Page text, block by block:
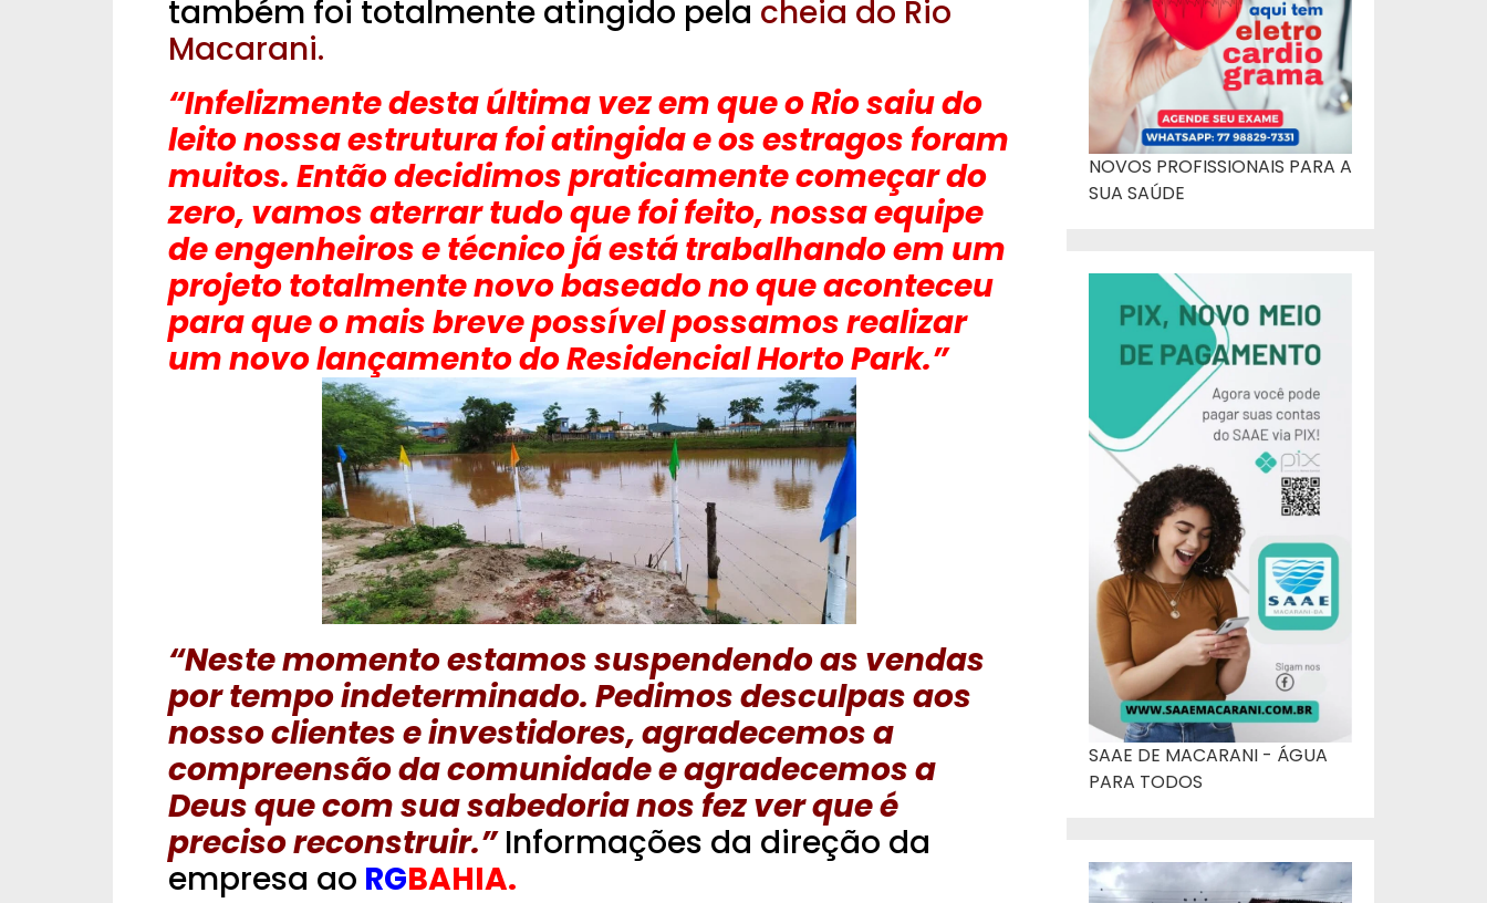
também foi totalmente atingido pela cheia do Rio
Macarani.
“Infelizmente desta última vez em que o Rio saiu do
leito nossa estrutura foi atingida e os estragos foram
muitos. Então decidimos praticamente começar do
zero, vamos aterrar tudo que foi feito, nossa equipe
de engenheiros e técnico já está trabalhando em um
projeto totalmente novo baseado no que aconteceu
para que o mais breve possível possamos realizar
um novo lançamento do Residencial Horto Park.”
“Neste momento estamos suspendendo as vendas
por tempo indeterminado. Pedimos desculpas aos
nosso clientes e investidores, agradecemos a
compreensão da comunidade e agradecemos a
Deus que com sua sabedoria nos fez ver que é
preciso reconstruir.” Informações da direção da
empresa ao RGBAHIA.
NOVOS PROFISSIONAIS PARA A
SUA SAÚDE
SAAE DE MACARANI - ÁGUA
PARA TODOS